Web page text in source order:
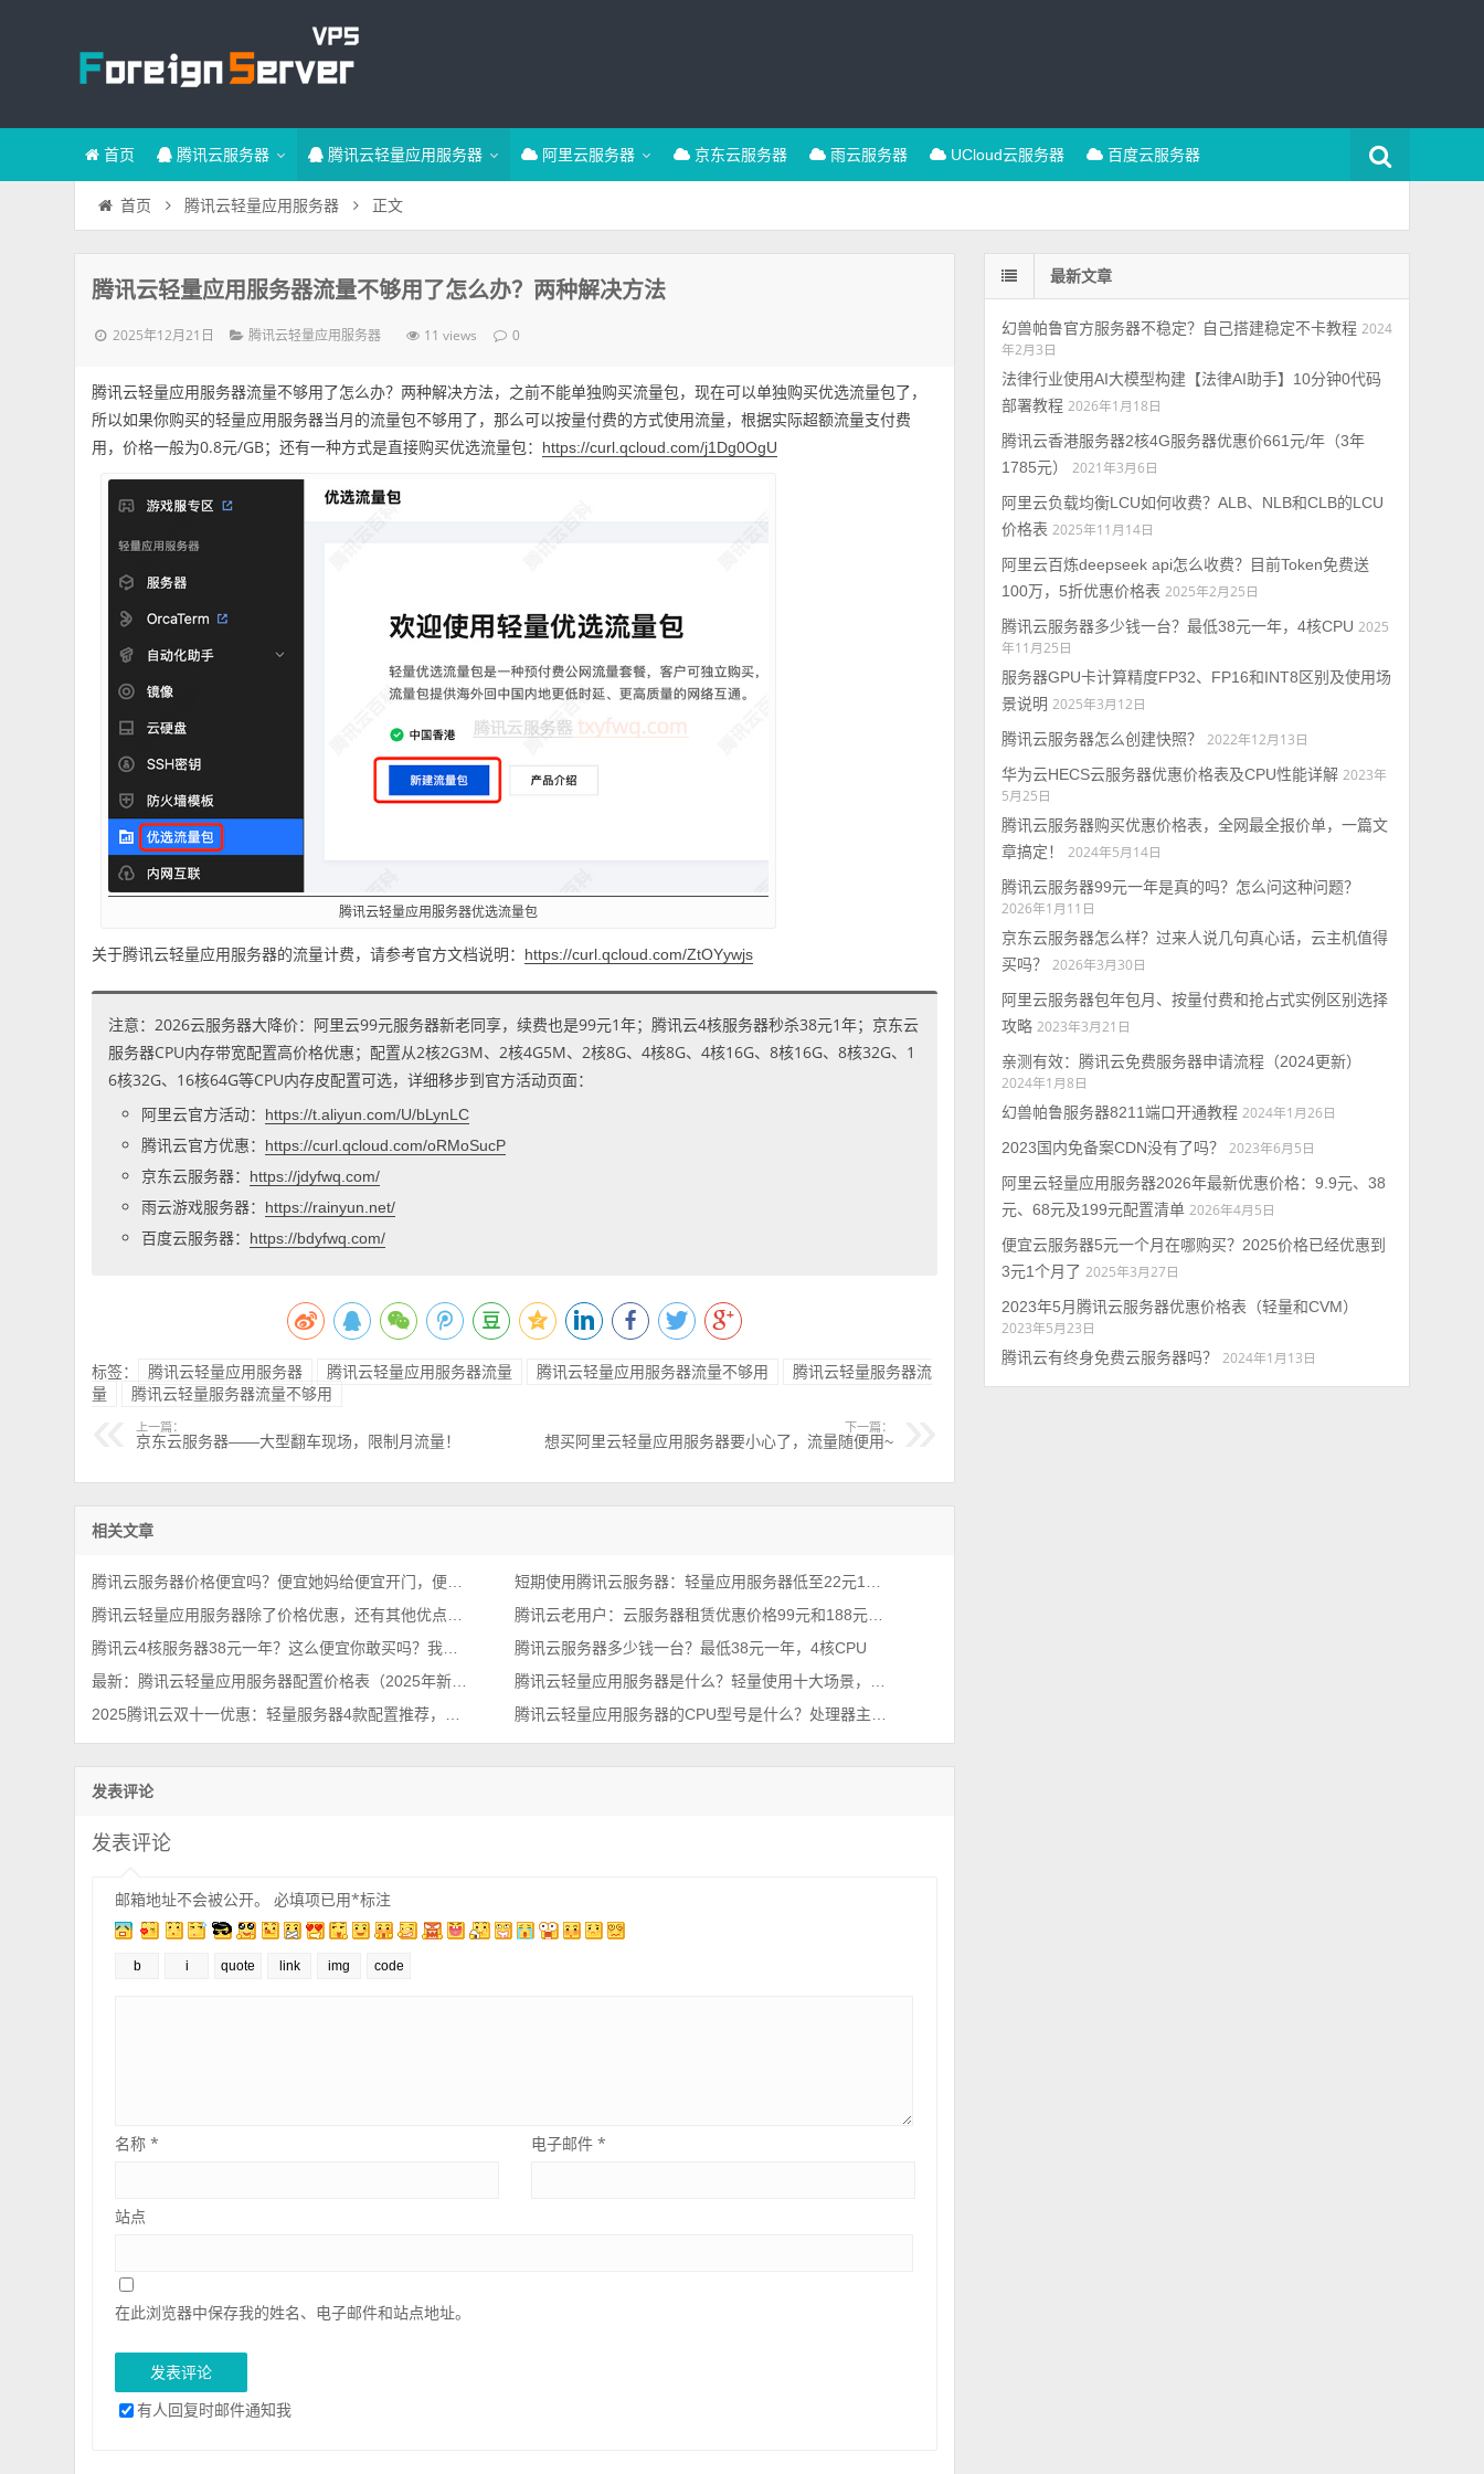
首页 腾讯云服务器 腾讯云轻量应用服务器 阿里云服务器 京东云服务器 雨云服务器 UCloud云服务器 百度云服务器
首页 腾讯云轻量应用服务器 正文
腾讯云轻量应用服务器流量不够用了怎么办？两种解决方法
2025年12月21日 腾讯云轻量应用服务器 11 views 0
腾讯云轻量应用服务器流量不够用了怎么办？两种解决方法，之前不能单独购买流量包，现在可以单独购买优选流量包了，
所以如果你购买的轻量应用服务器当月的流量包不够用了，那么可以按量付费的方式使用流量，根据实际超额流量支付费
用，价格一般为0.8元/GB；还有一种方式是直接购买优选流量包：
https://curl.qcloud.com/j1Dg0OgU
腾讯云轻量应用服务器优选流量包
关于腾讯云轻量应用服务器的流量计费，请参考官方文档说明： https://curl.qcloud.com/ZtOYywjs
注意：2026云服务器大降价：阿里云99元服务器新老同享，续费也是99元1年；腾讯云4核服务器秒杀38元1年；京东云
服务器CPU内存带宽配置高价格优惠；配置从2核2G3M、2核4G5M、2核8G、4核8G、4核16G、8核16G、8核32G、1
6核32G、16核64G等CPU内存皮配置可选，详细移步到官方活动页面：
阿里云官方活动：
https://t.aliyun.com/U/bLynLC
腾讯云官方优惠： https://curl.qcloud.com/oRMoSucP
京东云服务器： https://jdyfwq.com/
雨云游戏服务器： https://rainyun.net/
百度云服务器： https://bdyfwq.com/
标签： 腾讯云轻量应用服务器 腾讯云轻量应用服务器流量 腾讯云轻量应用服务器流量不够用
腾讯云轻量服务器流
量
腾讯云轻量服务器流量不够用
上一篇：
京东云服务器——大型翻车现场，限制月流量！
下一篇：
想买阿里云轻量应用服务器要小心了，流量随便用~
相关文章
腾讯云服务器多少钱一台？最低38元一年，4核CPU
发表评论
发表评论
邮箱地址不会被公开。 必填项已用*标注
名称* 电子邮件 *
站点
在此浏览器中保存我的姓名、电子邮件和站点地址。
有人回复时邮件通知我
最新文章
幻兽帕鲁官方服务器不稳定？自己搭建稳定不卡教程 2024
年2月3日
法律行业使用AI大模型构建【法律AI助手】10分钟0代码
部署教程 2026年1月18日
腾讯云香港服务器2核4G服务器优惠价661元/年（3年
1785元）
2021年3月6日
阿里云负载均衡LCU如何收费？ALB、NLB和CLB的LCU
价格表 2025年11月14日
阿里云百炼deepseek api怎么收费？目前Token免费送
100万，5折优惠价格表 2025年2月25日
腾讯云服务器多少钱一台？最低38元一年，4核CPU 2025
年11月25日
服务器GPU卡计算精度FP32、FP16和INT8区别及使用场
景说明 2025年3月12日
腾讯云服务器怎么创建快照？
2022年12月13日
华为云HECS云服务器优惠价格表及CPU性能详解 2023年
5月25日
腾讯云服务器购买优惠价格表，全网最全报价单，一篇文
章搞定！
2024年5月14日
腾讯云服务器99元一年是真的吗？怎么问这种问题？
2026年1月11日
京东云服务器怎么样？过来人说几句真心话，云主机值得
买吗？
2026年3月30日
阿里云服务器包年包月、按量付费和抢占式实例区别选择
攻略 2023年3月21日
亲测有效：腾讯云免费服务器申请流程（2024更新）
2024年1月8日
幻兽帕鲁服务器8211端口开通教程 2024年1月26日
2023国内免备案CDN没有了吗？
2023年6月5日
阿里云轻量应用服务器2026年最新优惠价格：9.9元、38
元、68元及199元配置清单 2026年4月5日
便宜云服务器5元一个月在哪购买？2025价格已经优惠到
3元1个月了 2025年3月27日
2023年5月腾讯云服务器优惠价格表（轻量和CVM）
2023年5月23日
腾讯云有终身免费云服务器吗？
2024年1月13日